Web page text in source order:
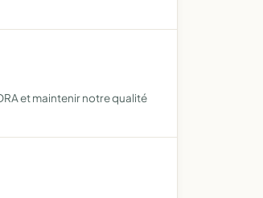
et maintenir notre qualité